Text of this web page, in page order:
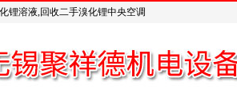
锂溶液,回收二手溴化锂中央空调